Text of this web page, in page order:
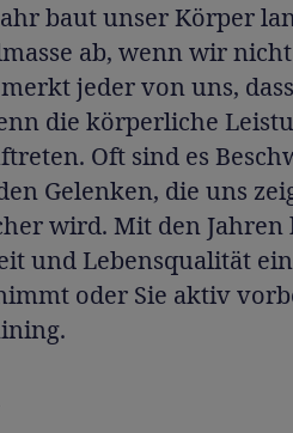
baut unser Körper
ab, wenn wir
jeder von uns,
die körperliche
Oft sind es
Gelenken, die uns
wird. Mit den Jahren
und Lebensqualität
oder Sie aktiv